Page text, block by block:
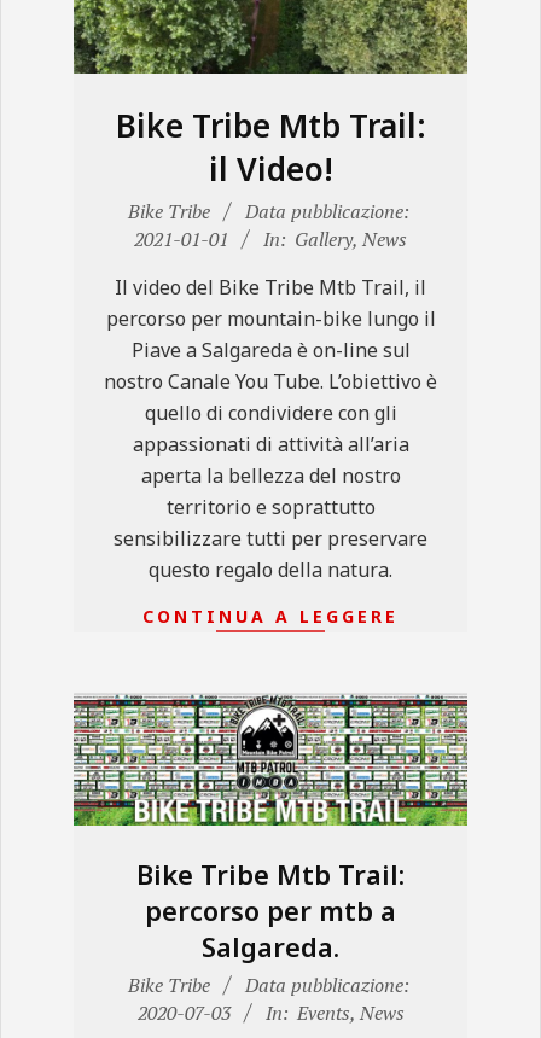
Bike Tribe Mtb Trail:
il Video!
2021-
Bike Tribe
Data pubblicazione:
2021-01-01
In: Gallery, News
Il video del Bike Tribe Mtb Trail, il
percorso per mountain-bike lungo il
Piave a Salgareda è on-line sul
nostro Canale You Tube. L’obiettivo è
quello di condividere con gli
appassionati di attività all’aria
aperta la bellezza del nostro
territorio e soprattutto
sensibilizzare tutti per preservare
questo regalo della natura.
CONTINUA A LEGGERE
Bike Tribe Mtb Trail:
percorso per mtb a
Salgareda.
2020-
Bike Tribe
Data pubblicazione:
2020-07-03
In: Events, News